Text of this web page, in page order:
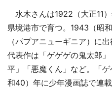
水木さんは1922（大正11
県境港市で育つ。1943（昭
（パプアニューギニア）に
代表作は「ゲゲゲの鬼太郎
平」「悪魔くん」など。「
和40）年に少年漫画誌で連